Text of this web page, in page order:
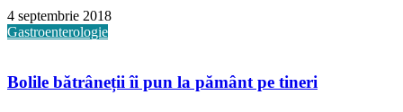
4 septembrie 2018
Gastroenterologie
Bolile bătrâneții îi pun la pământ pe tineri